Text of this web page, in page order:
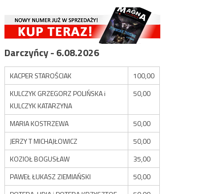
Darczyńcy - 6.08.2026
KACPER STAROŚCIAK
100,00
KULCZYK GRZEGORZ POLIŃSKA i
KULCZYK KATARZYNA
50,00
MARIA KOSTRZEWA
50,00
JERZY T MICHAJŁOWICZ
50,00
KOZIOŁ BOGUSŁAW
35,00
PAWEŁ ŁUKASZ ZIEMIAŃSKI
50,00